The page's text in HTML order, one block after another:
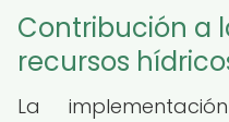
Contribución a
recursos
La